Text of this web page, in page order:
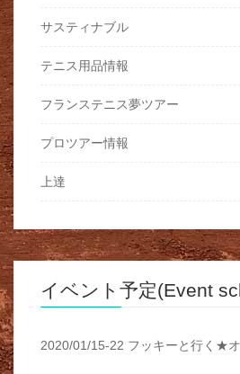
サスティナブル
テニス用品情報
フランステニス夢ツアー
プロツアー情報
上達
イベント予定(Event
2020/01/15-22 フッキーと行く★